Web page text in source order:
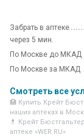
Забрать в аптеке
через 5 мин.
По Москве до МКАД
По Москве за МКАД
Смотреть все
🏥 Купить Крейт
наших аптеках в
💊 Крейт
аптеке «WER.RU»